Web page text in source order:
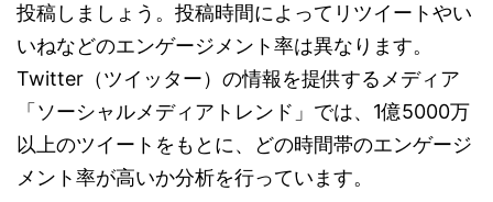
投稿しましょう。投稿時間によってリツイートやい
いねなどのエンゲージメント率は異なります。
Twitter（ツイッター）の情報を提供するメディア
「ソーシャルメディアトレンド」では、1億5000万
以上のツイートをもとに、どの時間帯のエンゲージ
メント率が高いか分析を行っています。